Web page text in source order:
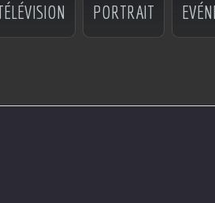
PORTRAIT